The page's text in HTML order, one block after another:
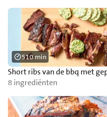
Short ribs van de bbq met
8 ingrediënten
510 min